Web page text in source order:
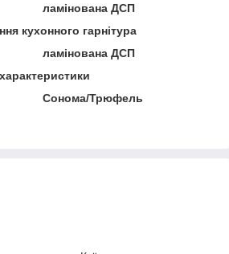
ламінована ДСП
кухонного гарнітура
ламінована ДСП
Сонома/Трюфель